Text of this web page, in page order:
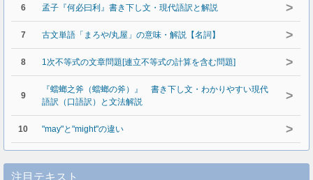
6 孟子『何必曰利』書き下し文・現代語訳と解説 >
7 古文単語「まろや/丸屋」の意味・解説【名詞】 >
8 1次不等式の文章問題[連立不等式の計算を含む問題] >
9
『蟷螂之斧（蟷螂の斧）』 書き下し文・わかりやすい現代
語訳（口語訳）と文法解説
>
10 "may"と"might"の違い >
注目テキスト